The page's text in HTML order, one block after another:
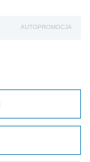
AUTOPROMOCJA